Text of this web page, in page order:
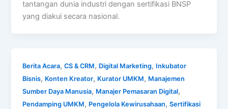
tantangan dunia industri dengan sertifikasi BNSP
yang diakui secara nasional.
Berita Acara,CS & CRM, Digital Marketing, Inkubator
Bisnis, Konten Kreator, Kurator UMKM, Manajemen
Sumber Daya Manusia, Manajer Pemasaran Digital,
Pendamping UMKM, Pengelola Kewirusahaan,Sertifikasi